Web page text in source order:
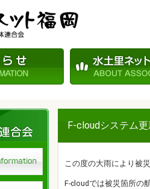
F-cloudシステム
この度の大雨により被
F-cloudでは被災箇所の